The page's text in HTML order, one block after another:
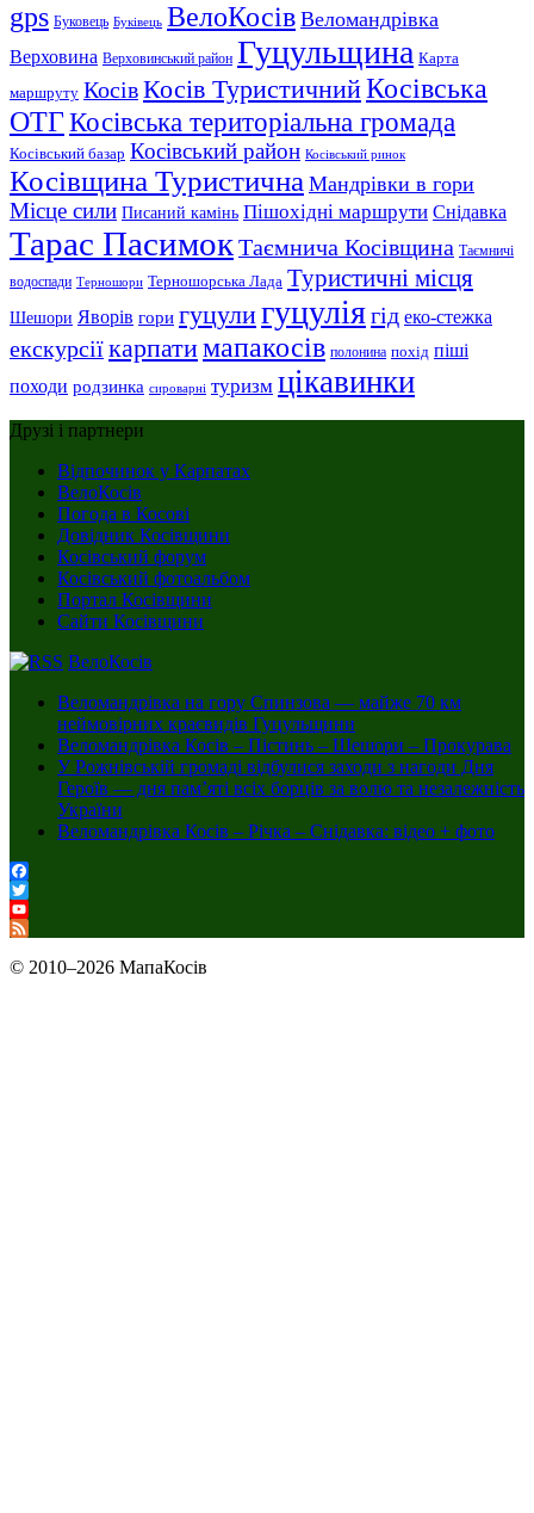
gps Буковець Буківець ВелоКосів Веломандрівка
Верховина Верховинський район Гуцульщина Карта
маршруту КосівКосів ТуристичнийКосівська
ОТГКосівська територіальна громада
Косівський базар Косівський район Косівський ринок
Косівщина Туристична Мандрівки в гори
Місце сили Писаний камінь Пішохідні маршрути Снідавка
Тарас ПасимокТаємнича Косівщина Таємничі
водоспади Терношори Терношорська Лада Туристичні місця
Шешори Яворів гори гуцулигуцуліягід еко-стежка
екскурсіїкарпатимапакосів полонина похід піші
походи родзинка сироварні туризм цікавинки
Друзі і партнери
Відпочинок у Карпатах
ВелоКосів
Погода в Косові
Довідник Косівщини
Косівський форум
Косівський фотоальбом
Портал Косівщини
Сайти Косівщини
ВелоКосів
Веломандрівка на гору Спинзова — майже 70 км
неймовірних краєвидів Гуцульщини
Веломандрівка Косів – Пістинь – Шешори – Прокурава
У Рожнівській громаді відбулися заходи з нагоди Дня
Героїв — дня пам’яті всіх борців за волю та незалежність
України
Веломандрівка Косів – Річка – Снідавка: відео + фото
Facebook
Twitter
YouTube
© 2010–2026 МапаКосів